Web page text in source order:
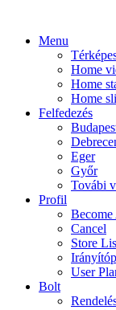
Menu
Home
Home
Home
Felfedezés
Eger
Győr
Továbi
Profil
Cancel
Store
User
Bolt